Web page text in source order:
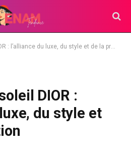
l’alliance du luxe, du style et de la protection
DIOR :
du style et